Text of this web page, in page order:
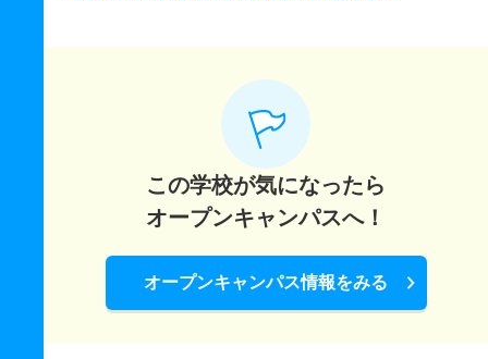
この学校が気になったら
オープンキャンパスへ！
オープンキャンパス情報をみる